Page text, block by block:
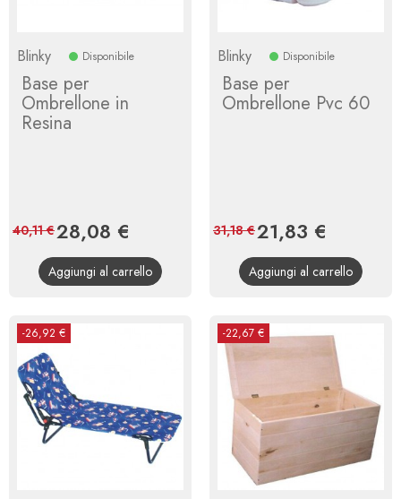
Blinky Disponibile
Base per
Ombrellone in
Resina
Prezzo
28,08 €
base
40,11 €
Aggiungi al carrello
Blinky Disponibile
Base per
Ombrellone Pvc 60
Prezzo
21,83 €
base
31,18 €
Aggiungi al carrello
-26,92 € -22,67 €